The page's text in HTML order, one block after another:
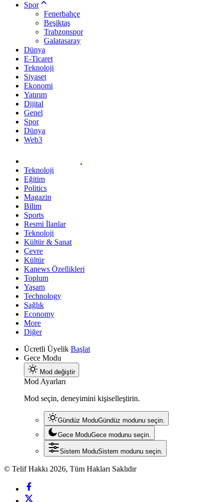
Spor
Fenerbahçe
Beşiktaş
Trabzonspor
Galatasaray
Dünya
E-Ticaret
Teknoloji
Siyaset
Ekonomi
Yatırım
Dijital
Genel
Spor
Dünya
Web3
.
Teknoloji
Eğitim
Politics
Magazin
Bilim
Sports
Resmi İlanlar
Teknoloji
Kültür & Sanat
Çevre
Kültür
Kanews Özellikleri
Toplum
Yaşam
Technology
Sağlık
Economy
More
Diğer
Ücretli Üyelik Başlat
Gece Modu
Mod değiştir
Mod Ayarları
Mod seçin, deneyimini kişiselleştirin.
Gündüz ModuGündüz modunu seçin.
Gece ModuGece modunu seçin.
Sistem ModuSistem modunu seçin.
© Telif Hakkı 2026, Tüm Hakları Saklıdır